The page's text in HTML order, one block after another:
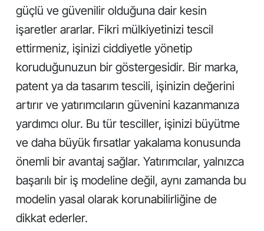
güçlü ve güvenilir olduğuna dair kesin
işaretler ararlar. Fikri mülkiyetinizi tescil
ettirmeniz, işinizi ciddiyetle yönetip
koruduğunuzun bir göstergesidir. Bir marka,
patent ya da tasarım tescili, işinizin değerini
artırır ve yatırımcıların güvenini kazanmanıza
yardımcı olur. Bu tür tesciller, işinizi büyütme
ve daha büyük fırsatlar yakalama konusunda
önemli bir avantaj sağlar. Yatırımcılar, yalnızca
başarılı bir iş modeline değil, aynı zamanda bu
modelin yasal olarak korunabilirliğine de
dikkat ederler.